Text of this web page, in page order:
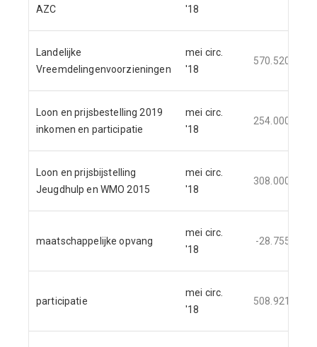
AZC '18
Landelijke
Vreemdelingenvoorzieningen
mei circ.
'18
570.520
Loon en prijsbestelling 2019
inkomen en participatie
mei circ.
'18
254.000
Loon en prijsbijstelling
Jeugdhulp en WMO 2015
mei circ.
'18
308.000
maatschappelijke opvang
mei circ.
'18
-28.755
participatie
mei circ.
'18
508.921